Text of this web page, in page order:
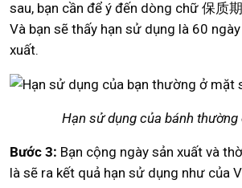
sau, bạn cần để ý đến dòng chữ 保质
Và bạn sẽ thấy hạn sử dụng là 60
xuất.
Hạn sử dụng của bánh thường
Bước 3: Bạn cộng ngày sản xuất và
là sẽ ra kết quả hạn sử dụng như của